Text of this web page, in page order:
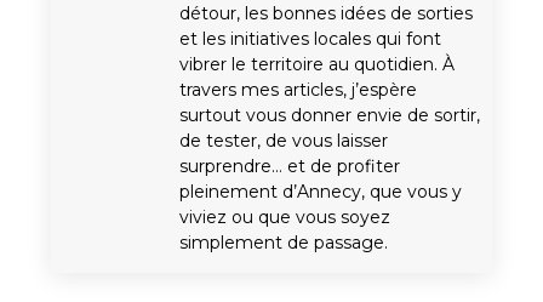
détour, les bonnes idées de sorties
et les initiatives locales qui font
vibrer le territoire au quotidien. À
travers mes articles, j’espère
surtout vous donner envie de sortir,
de tester, de vous laisser
surprendre… et de profiter
pleinement d’Annecy, que vous y
viviez ou que vous soyez
simplement de passage.